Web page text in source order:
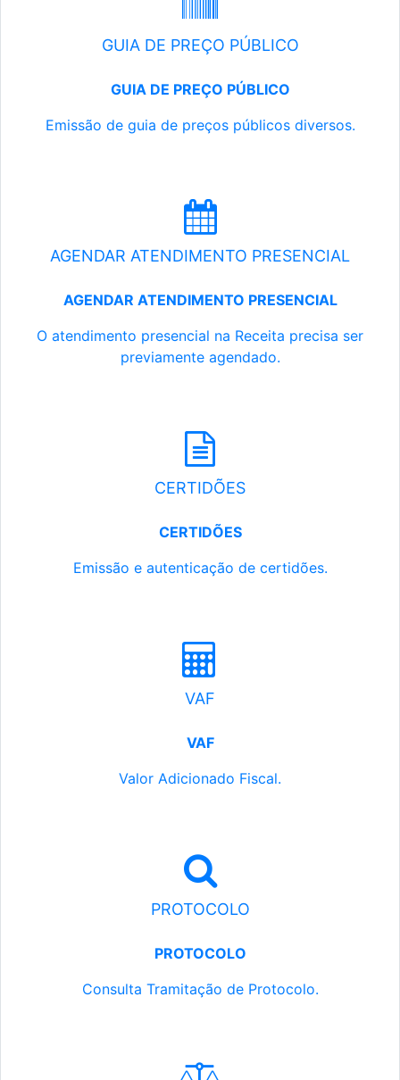
GUIA DE PREÇO PÚBLICO
GUIA DE PREÇO PÚBLICO
Emissão de guia de preços públicos diversos.
AGENDAR ATENDIMENTO PRESENCIAL
AGENDAR ATENDIMENTO PRESENCIAL
O atendimento presencial na Receita precisa ser
previamente agendado.
CERTIDÕES
CERTIDÕES
Emissão e autenticação de certidões.
VAF
VAF
Valor Adicionado Fiscal.
PROTOCOLO
PROTOCOLO
Consulta Tramitação de Protocolo.